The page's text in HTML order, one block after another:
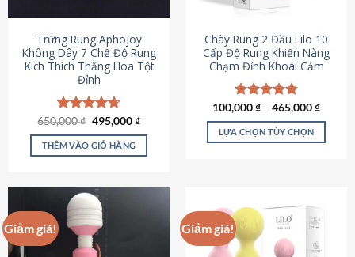
Trứng Rung Aphojoy
Không Dây 7 Chế Độ Rung
Kích Thích Thăng Hoa Tột
Đỉnh
Được xếp
hạng4.72
5 sao
650,000₫ Giá
là:
650,000 ₫.
495,000₫Giá
tại
495,000 ₫.
THÊM VÀO GIỎ HÀNG
Chày Rung 2 Đầu Lilo 10
Cấp Độ Rung Khiến Nàng
Chạm Đỉnh Khoái Cảm
Được xếp
hạng4.80
5 sao
100,000₫ – 465,000₫
LỰA CHỌN TÙY CHỌN
nhiều
biến
thể.
Giảm giá! Giảm giá!